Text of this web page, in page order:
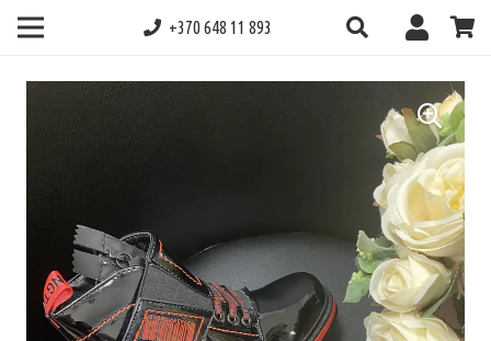
+370 648 11 893